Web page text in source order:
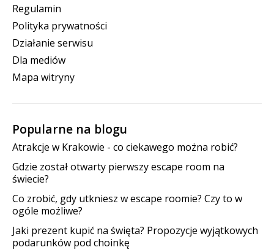
Regulamin
Polityka prywatności
Działanie serwisu
Dla mediów
Mapa witryny
Popularne na blogu
Atrakcje w Krakowie - co ciekawego można robić?
Gdzie został otwarty pierwszy escape room na
świecie?
Co zrobić, gdy utkniesz w escape roomie? Czy to w
ogóle możliwe?
Jaki prezent kupić na święta? Propozycje wyjątkowych
podarunków pod choinkę